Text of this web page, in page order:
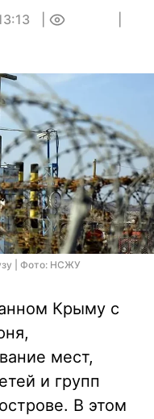
| Фото: НСЖУ
Крыму с
мест,
и групп
В этом